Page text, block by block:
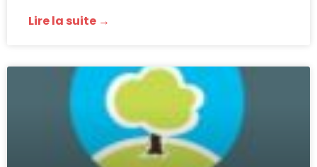
Lire la suite →